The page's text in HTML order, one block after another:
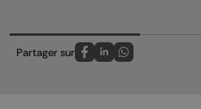
Partager sur
Partagez sur FaceBook
Partagez sur LinkedIn
Partagez sur